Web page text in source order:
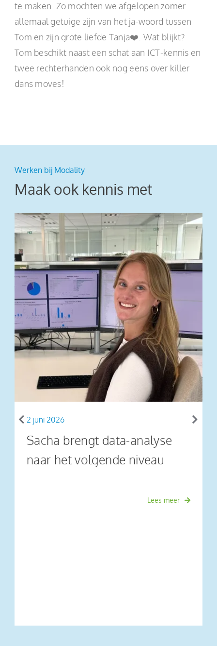
te maken. Zo mochten we afgelopen zomer
allemaal getuige zijn van het ja-woord tussen
Tom en zijn grote liefde Tanja❤️. Wat blijkt?
Tom beschikt naast een schat aan ICT-kennis en
twee rechterhanden ook nog eens over killer
dans moves!
Werken bij Modality
Maak ook kennis met
2 juni 2026
Sacha brengt data-analyse
naar het volgende niveau
Lees meer